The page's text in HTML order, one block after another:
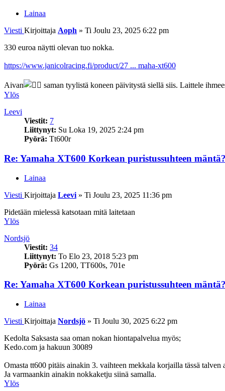
Lainaa
Viesti Kirjoittaja Aoph » Ti Joulu 23, 2025 6:22 pm
330 euroa näytti olevan tuo nokka.
https://www.janicolracing.fi/product/27 ... maha-xt600
Aivan saman tyylistä koneen päivitystä siellä siis. Laittele
Ylös
Leevi
Viestit: 7
Liittynyt: Su Loka 19, 2025 2:24 pm
Pyörä: Tt600r
Re: Yamaha XT600 Korkean puristussuhteen mäntä?
Lainaa
Viesti Kirjoittaja Leevi » Ti Joulu 23, 2025 11:36 pm
Pidetään mielessä katsotaan mitä laitetaan
Ylös
Nordsjö
Viestit: 34
Liittynyt: To Elo 23, 2018 5:23 pm
Pyörä: Gs 1200, TT600s, 701e
Re: Yamaha XT600 Korkean puristussuhteen mäntä?
Lainaa
Viesti Kirjoittaja Nordsjö » Ti Joulu 30, 2025 6:22 pm
Kedolta Saksasta saa oman nokan hiontapalvelua myös;
Kedo.com ja hakuun 30089
Omasta tt600 pitäis ainakin 3. vaihteen mekkala korjailla tässä talven
Ja varmaankin ainakin nokkaketju siinä samalla.
Ylös